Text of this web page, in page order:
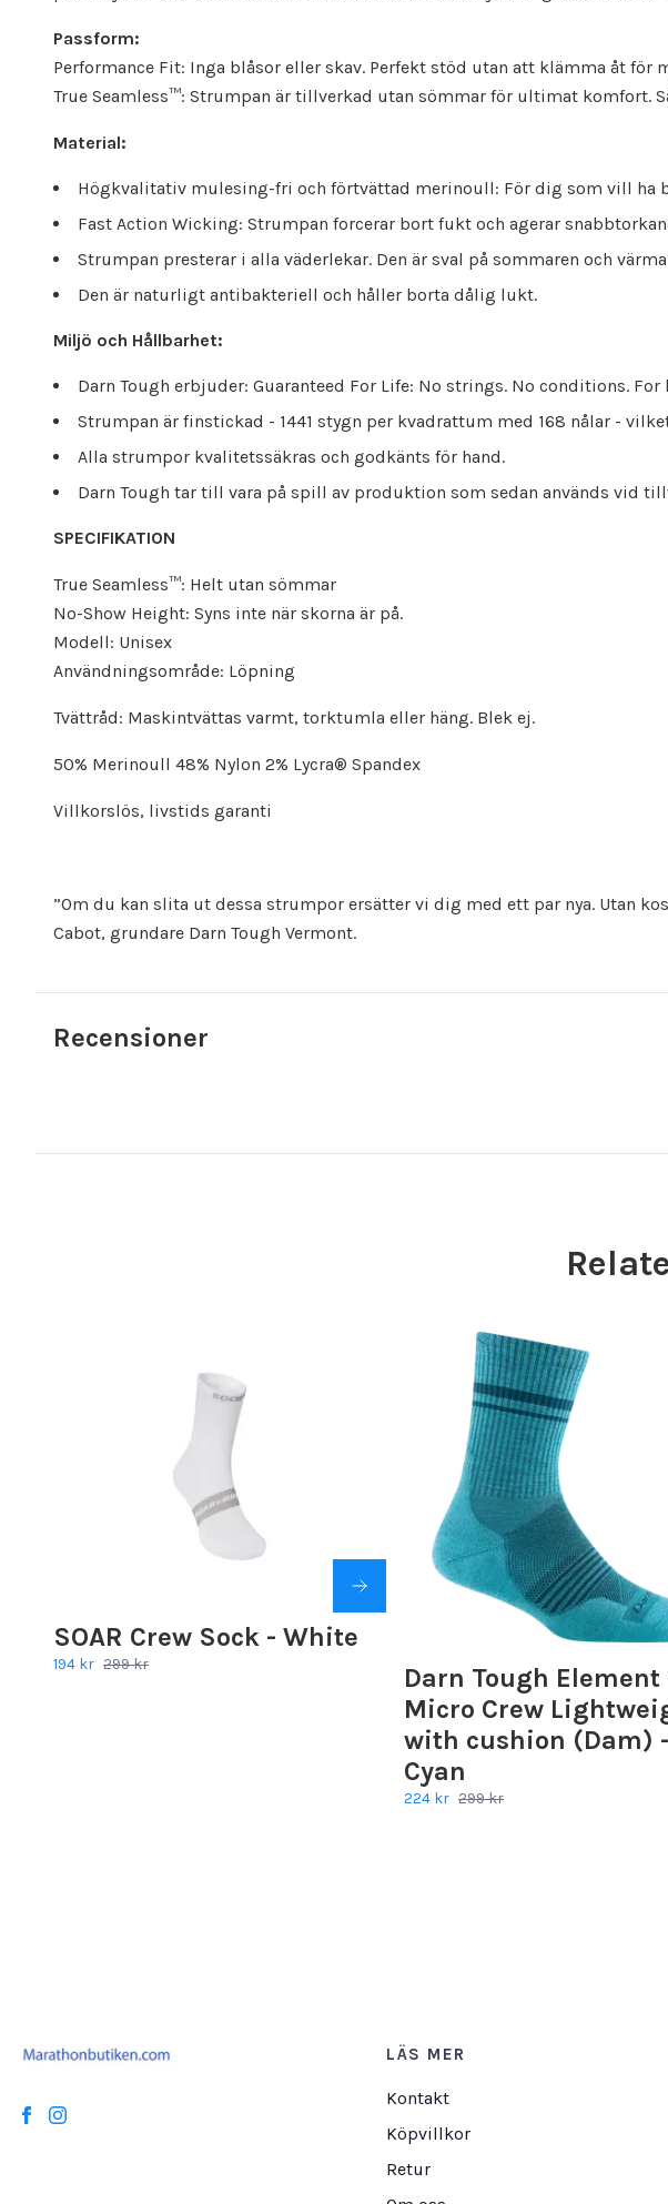
Passform:
Performance Fit: Inga blåsor eller skav. Perfekt stöd utan att klämma åt
True Seamless™: Strumpan är tillverkad utan sömmar för ultimat komfort.
Material:
Högkvalitativ mulesing-fri och förtvättad merinoull: För dig som vill ha
Fast Action Wicking: Strumpan forcerar bort fukt och agerar
Strumpan presterar i alla väderlekar. Den är sval på sommaren och
Den är naturligt antibakteriell och håller borta dålig lukt.
Miljö och Hållbarhet:
Darn Tough erbjuder: Guaranteed For Life: No strings. No conditions. For
Strumpan är finstickad - 1441 stygn per kvadrattum med 168 nålar -
Alla strumpor kvalitetssäkras och godkänts för hand.
Darn Tough tar till vara på spill av produktion som sedan används vid
SPECIFIKATION
True Seamless™: Helt utan sömmar
No-Show Height: Syns inte när skorna är på.
Modell: Unisex
Användningsområde: Löpning
Tvättråd: Maskintvättas varmt, torktumla eller häng. Blek ej.
50% Merinoull 48% Nylon 2% Lycra® Spandex
Villkorslös, livstids garanti
”Om du kan slita ut dessa strumpor ersätter vi dig med ett par nya. Utan
Cabot, grundare Darn Tough Vermont.
Recensioner
SOAR Crew Sock - White
194 kr 299 kr
Darn Tough Element
Micro Crew
with cushion (Dam) -
Cyan
224 kr 299 kr
LÄS MER
Kontakt
Köpvillkor
Retur